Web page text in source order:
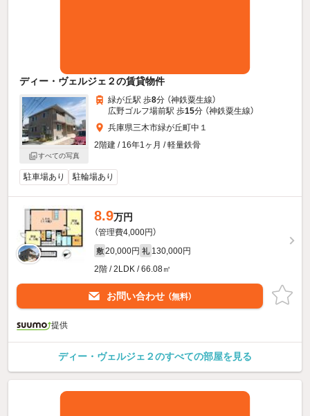
ディー・ヴェルジェ２の賃貸物件
すべての写真
緑が丘駅 歩8分 （神鉄粟生線）
広野ゴルフ場前駅 歩15分 （神鉄粟生線）
兵庫県三木市緑が丘町中１
2階建 / 16年1ヶ月 / 軽量鉄骨
駐車場あり 駐輪場あり
8.9万円
（管理費4,000円）
敷 20,000円 礼 130,000円
2階 / 2LDK / 66.08㎡
お問い合わせ （無料）
提供
ディー・ヴェルジェ２のすべての部屋を見る